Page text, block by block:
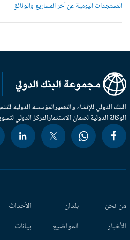
المستجدات اليومية عن آخر المشاريع والوثائق
الدولي للإنشاء والتعميرالمؤسسة الدولية للتنمية
الدولية لضمان الاستثمارالمركز الدولي لتسوية
نحن
بلدان
المواضيع
الأحداث
بيانات